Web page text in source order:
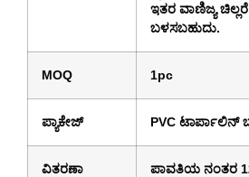
ಇತರ ವಾಣಿಜ್ಯ ಚಿಲ್ಲರೆ
ಬಳಸಬಹುದು.
MOQ 1pc
ಪ್ಯಾಕೇಜ್ PVC ಟಾರ್ಪಾಲಿನ್
ವಿತರಣಾ
ಪಾವತಿಯ ನಂತರ